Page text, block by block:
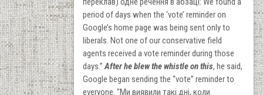
period of days when the ‘vote’ reminder on
Google’s home page was being sent only to
liberals. Not one of our conservative field
agents received a vote reminder during those
days.”After he blew the whistle on this, he said,
Google began sending the “vote” reminder to
everyone. "Ми виявили такі дні, коли